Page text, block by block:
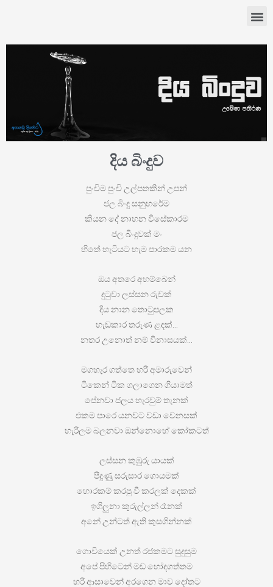
දිය බිංදුව
පුංචිම පුංචි උල්පතකින් උපන්
ජල බිංදු සනුහරේම
කියන දේ නාහන විසේකාරම
ජල බිංදුවක් මං
හිතේ හැටියට හැම පාරකම යන
ඔය අතරෙ අහම්බෙන්
දුටුවා ලස්සන රුවක්
දිය නාන තොටුපලක
හැඩකාර තරුණ ළඳක්…
නතර උනොත් නම් විනාසයක්…
මගහැර ගත්තෙ හරි අමාරුවෙන්
ටිකෙන් ටික ගලාගෙන ගියාමත්
පේනවා ජලය හැරවුම් තැනක්
එකම පාරෙ යනවට වඩා වෙනසක්
හැරිලම බලනවා ඔන්නොහේ කෝකටත්
ලස්සන කුඹුරු යායක්
පීදුණූු සරුසාර ගොයමක්
හොරකම් කරපු වී කරලක් දෙකක්
ඉගිලුනා කුරුල්ලන් රෑනක්
අනේ උන්ටත් ඇති කුසගින්නක්
ගොවියෙක් උනත් රජකමට සුදුසුම
අපේ පිහිටෙන් මඩ හෝදගත්තම
හරි ආසාවෙන් අරගෙන මාව දෝතට